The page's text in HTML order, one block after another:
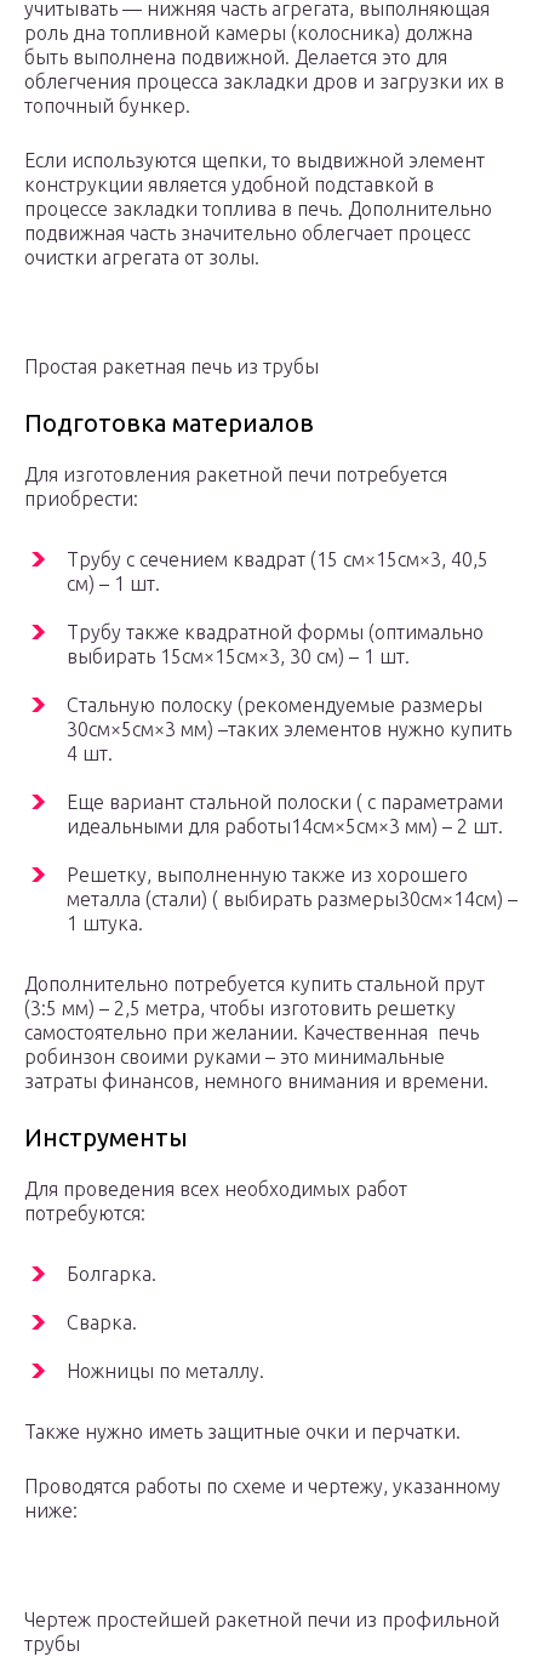
учитывать — нижняя часть агрегата, выполняющая
роль дна топливной камеры (колосника) должна
быть выполнена подвижной. Делается это для
облегчения процесса закладки дров и загрузки их в
топочный бункер.
Если используются щепки, то выдвижной элемент
конструкции является удобной подставкой в
процессе закладки топлива в печь. Дополнительно
подвижная часть значительно облегчает процесс
очистки агрегата от золы.
Простая ракетная печь из трубы
Подготовка материалов
Для изготовления ракетной печи потребуется
приобрести:
Трубу с сечением квадрат (15 см×15см×3, 40,5
см) – 1 шт.
Трубу также квадратной формы (оптимально
выбирать 15см×15см×3, 30 см) – 1 шт.
Стальную полоску (рекомендуемые размеры
30см×5см×3 мм) –таких элементов нужно купить
4 шт.
Еще вариант стальной полоски ( с параметрами
идеальными для работы14см×5см×3 мм) – 2 шт.
Решетку, выполненную также из хорошего
металла (стали) ( выбирать размеры30см×14см) –
1 штука.
Дополнительно потребуется купить стальной прут
(3:5 мм) – 2,5 метра, чтобы изготовить решетку
самостоятельно при желании. Качественная печь
робинзон своими руками – это минимальные
затраты финансов, немного внимания и времени.
Инструменты
Для проведения всех необходимых работ
потребуются:
Болгарка.
Сварка.
Ножницы по металлу.
Также нужно иметь защитные очки и перчатки.
Проводятся работы по схеме и чертежу, указанному
ниже:
Чертеж простейшей ракетной печи из профильной
трубы